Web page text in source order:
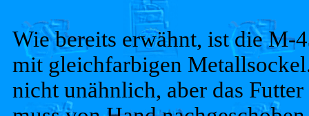
Wie bereits erwähnt, ist die M-
mit gleichfarbigen
nicht unähnlich, aber das